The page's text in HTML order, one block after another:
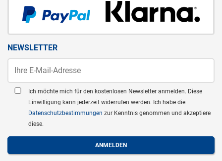
NEWSLETTER
Ich möchte mich für den kostenlosen Newsletter anmelden. Diese
Einwilligung kann jederzeit widerrufen werden. Ich habe die
Datenschutzbestimmungen zur Kenntnis genommen und akzeptiere
diese.